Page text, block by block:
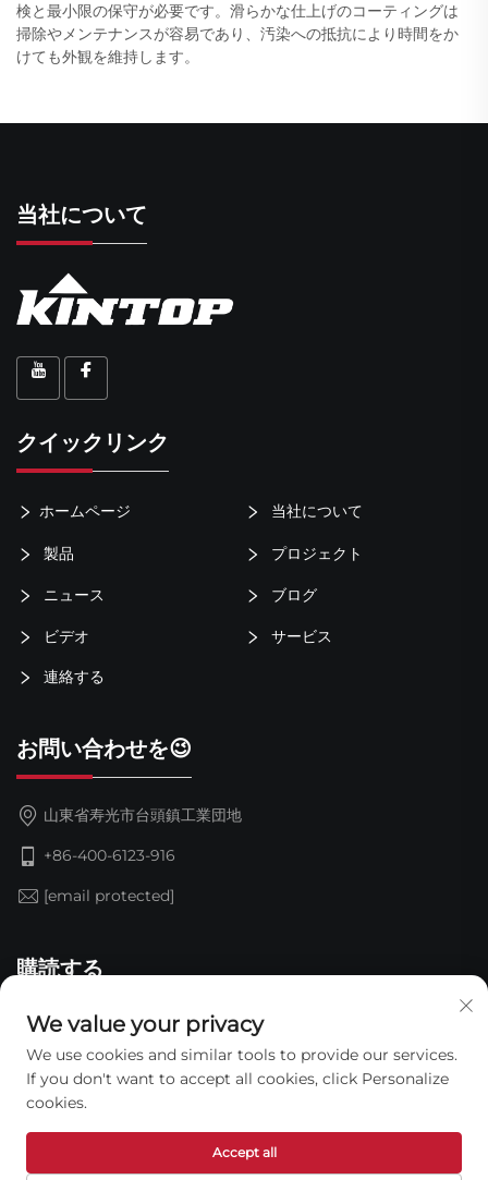
検と最小限の保守が必要です。滑らかな仕上げのコーティングは
掃除やメンテナンスが容易であり、汚染への抵抗により時間をか
けても外観を維持します。
当社について
クイックリンク
ホームページ 当社について
製品 プロジェクト
ニュース ブログ
ビデオ サービス
連絡する
お問い合わせを😉
山東省寿光市台頭鎮工業団地
+86-400-6123-916
[email protected]
購読する
Copyright © 2026 Shandong Jinding Waterproof
Technology Co., Ltd. すべての権利を保有。 —プライバシーポリ
We value your privacy
We use cookies and similar tools to provide our services.
If you don't want to accept all cookies, click Personalize
cookies.
Accept all